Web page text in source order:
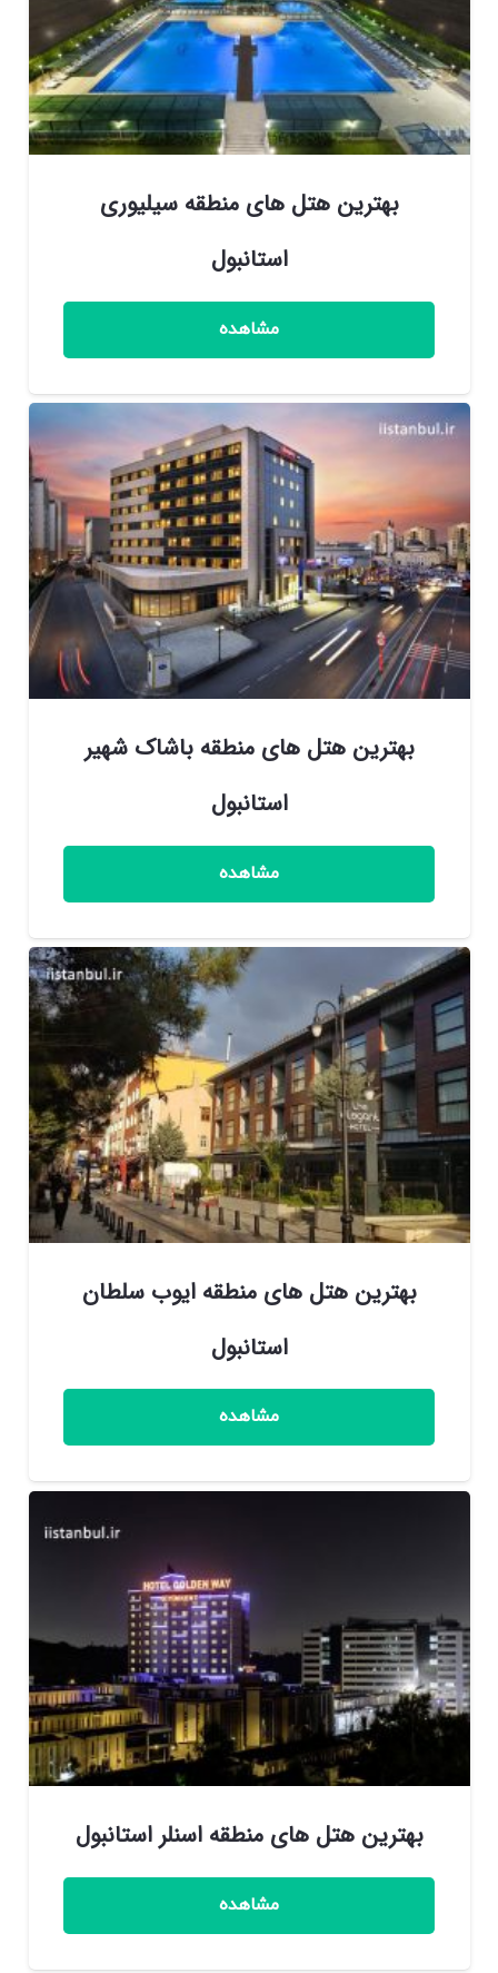
بهترین هتل های منطقه سیلیوری
استانبول
مشاهده
بهترین هتل های منطقه باشاک شهیر
استانبول
مشاهده
بهترین هتل های منطقه ایوب سلطان
استانبول
مشاهده
بهترین هتل های منطقه اسنلر استانبول
مشاهده